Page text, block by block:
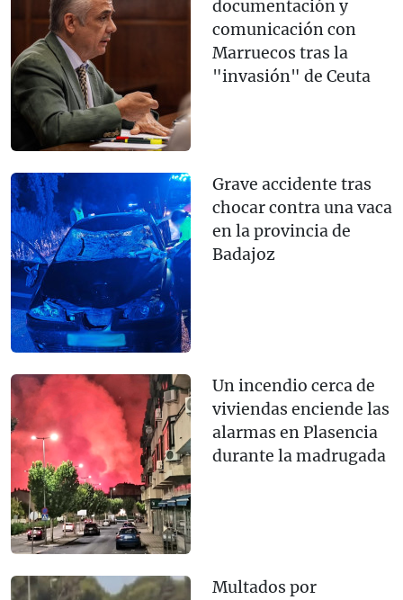
documentación y
comunicación con
Marruecos tras la
"invasión" de Ceuta
Grave accidente tras
chocar contra una vaca
en la provincia de
Badajoz
Un incendio cerca de
viviendas enciende las
alarmas en Plasencia
durante la madrugada
Multados por